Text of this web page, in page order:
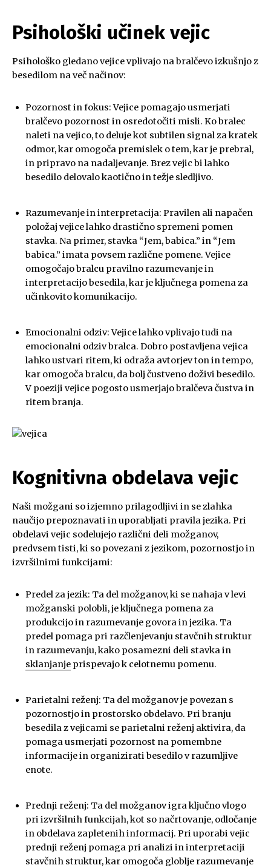
Psihološki učinek vejic
Psihološko gledano vejice vplivajo na bralčevo izkušnjo z
besedilom na več načinov:
Pozornost in fokus: Vejice pomagajo usmerjati
bralčevo pozornost in osredotočiti misli. Ko bralec
naleti na vejico, to deluje kot subtilen signal za kratek
odmor, kar omogoča premislek o tem, kar je prebral,
in pripravo na nadaljevanje. Brez vejic bi lahko
besedilo delovalo kaotično in težje sledljivo.
Razumevanje in interpretacija: Pravilen ali napačen
položaj vejice lahko drastično spremeni pomen
stavka. Na primer, stavka “Jem, babica.” in “Jem
babica.” imata povsem različne pomene. Vejice
omogočajo bralcu pravilno razumevanje in
interpretacijo besedila, kar je ključnega pomena za
učinkovito komunikacijo.
Emocionalni odziv: Vejice lahko vplivajo tudi na
emocionalni odziv bralca. Dobro postavljena vejica
lahko ustvari ritem, ki odraža avtorjev ton in tempo,
kar omogoča bralcu, da bolj čustveno doživi besedilo.
V poeziji vejice pogosto usmerjajo bralčeva čustva in
ritem branja.
Kognitivna obdelava vejic
Naši možgani so izjemno prilagodljivi in se zlahka
naučijo prepoznavati in uporabljati pravila jezika. Pri
obdelavi vejic sodelujejo različni deli možganov,
predvsem tisti, ki so povezani z jezikom, pozornostjo in
izvršilnimi funkcijami:
Predel za jezik: Ta del možganov, ki se nahaja v levi
možganski polobli, je ključnega pomena za
produkcijo in razumevanje govora in jezika. Ta
predel pomaga pri razčlenjevanju stavčnih struktur
in razumevanju, kako posamezni deli stavka in
sklanjanjeprispevajo k celotnemu pomenu.
Parietalni reženj: Ta del možganov je povezan s
pozornostjo in prostorsko obdelavo. Pri branju
besedila z vejicami se parietalni reženj aktivira, da
pomaga usmerjati pozornost na pomembne
informacije in organizirati besedilo v razumljive
enote.
Prednji reženj: Ta del možganov igra ključno vlogo
pri izvršilnih funkcijah, kot so načrtovanje, odločanje
in obdelava zapletenih informacij. Pri uporabi vejic
prednji reženj pomaga pri analizi in interpretaciji
stavčnih struktur, kar omogoča globlje razumevanje